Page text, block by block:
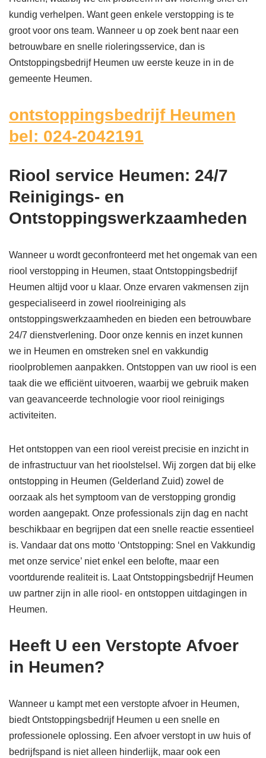
kundig verhelpen. Want geen enkele verstopping is te
groot voor ons team. Wanneer u op zoek bent naar een
betrouwbare en snelle rioleringsservice, dan is
Ontstoppingsbedrijf Heumen uw eerste keuze in in de
gemeente Heumen.
ontstoppingsbedrijf Heumen
bel: 024-2042191
Riool service Heumen: 24/7
Reinigings- en
Ontstoppingswerkzaamheden
Wanneer u wordt geconfronteerd met het ongemak van een
riool verstopping in Heumen, staat Ontstoppingsbedrijf
Heumen altijd voor u klaar. Onze ervaren vakmensen zijn
gespecialiseerd in zowel rioolreiniging als
ontstoppingswerkzaamheden en bieden een betrouwbare
24/7 dienstverlening. Door onze kennis en inzet kunnen
we in Heumen en omstreken snel en vakkundig
rioolproblemen aanpakken. Ontstoppen van uw riool is een
taak die we efficiënt uitvoeren, waarbij we gebruik maken
van geavanceerde technologie voor riool reinigings
activiteiten.
Het ontstoppen van een riool vereist precisie en inzicht in
de infrastructuur van het rioolstelsel. Wij zorgen dat bij elke
ontstopping in Heumen (Gelderland Zuid) zowel de
oorzaak als het symptoom van de verstopping grondig
worden aangepakt. Onze professionals zijn dag en nacht
beschikbaar en begrijpen dat een snelle reactie essentieel
is. Vandaar dat ons motto ‘Ontstopping: Snel en Vakkundig
met onze service’ niet enkel een belofte, maar een
voortdurende realiteit is. Laat Ontstoppingsbedrijf Heumen
uw partner zijn in alle riool- en ontstoppen uitdagingen in
Heumen.
Heeft U een Verstopte Afvoer
in Heumen?
Wanneer u kampt met een verstopte afvoer in Heumen,
biedt Ontstoppingsbedrijf Heumen u een snelle en
professionele oplossing. Een afvoer verstopt in uw huis of
bedrijfspand is niet alleen hinderlijk, maar ook een